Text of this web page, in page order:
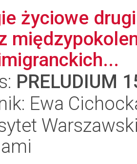
życiowe
PRELUDIUM
Ewa